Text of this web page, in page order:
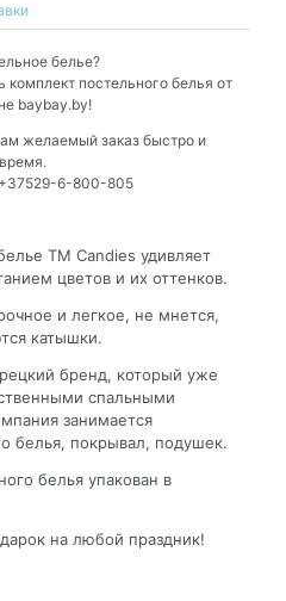
белье?
постельного белья от
baybay.by!
желаемый заказ быстро и
6-800-805
ТМ Candies удивляет
цветов и их оттенков.
и легкое, не мнется,
катышки.
бренд, который уже
спальными
занимается
белья, покрывал, подушек.
белья упакован в
на любой праздник!